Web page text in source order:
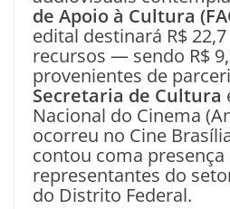
de Apoio à Cultura
edital destinará R$
recursos — sendo R$
provenientes de
Secretaria de Cultura
Nacional do Cinema
ocorreu no Cine
contou coma presença
representantes do
do Distrito Federal.